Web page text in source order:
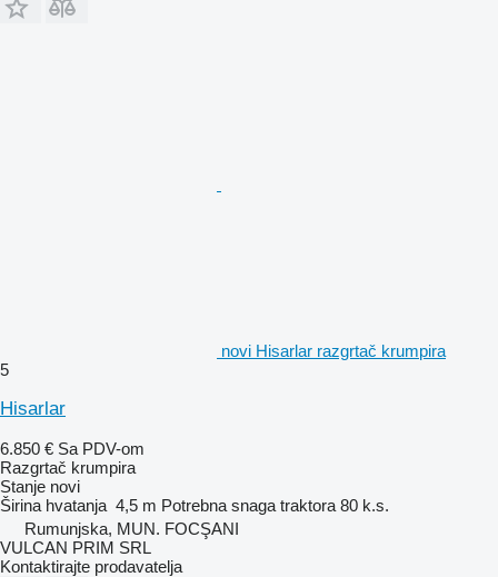
novi Hisarlar razgrtač krumpira
5
Hisarlar
6.850 € Sa PDV-om
Razgrtač krumpira
Stanje novi
Širina hvatanja 4,5 m Potrebna snaga traktora 80 k.s.
Rumunjska, MUN. FOCŞANI
VULCAN PRIM SRL
Kontaktirajte prodavatelja